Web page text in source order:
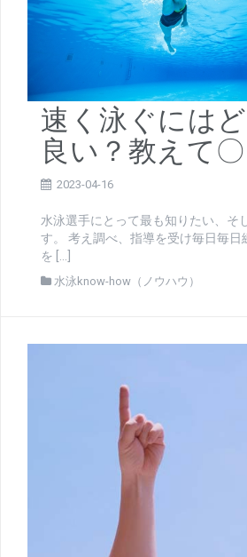
速く泳ぐには
良い？教えて
2023-04-16
水泳選手にとって最も知りたい、そ
す。 考え調べ、指導を受け毎日毎日
を […]
水泳know-how（ノウハウ）